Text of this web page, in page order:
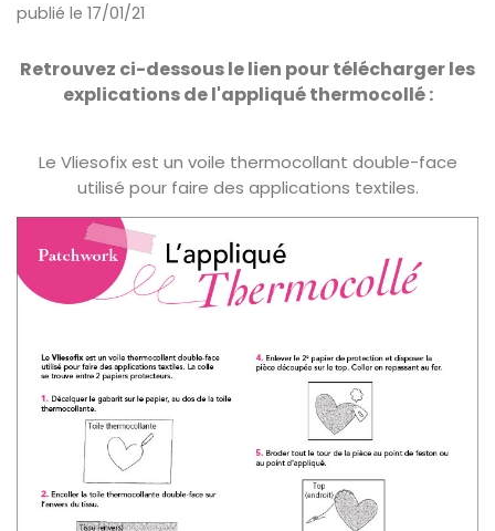
publié le 17/01/21
Retrouvez ci-dessous le lien pour télécharger les
explications de l'appliqué thermocollé :
Le Vliesofix est un voile thermocollant double-face
utilisé pour faire des applications textiles.